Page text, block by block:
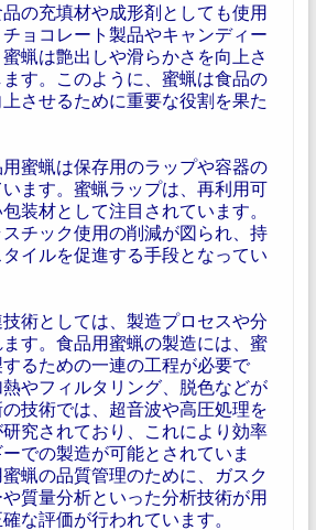
の充填材や成形剤としても使用
ョコレート製品やキャンディー
蝋は艶出しや滑らかさを向上さ
す。このように、蜜蝋は食品の
させるために重要な役割を果た
蜜蝋は保存用のラップや容器の
ます。蜜蝋ラップは、再利用可
装材として注目されています。
チック使用の削減が図られ、持
イルを促進する手段となってい
術としては、製造プロセスや分
す。食品用蜜蝋の製造には、蜜
るための一連の工程が必要で
やフィルタリング、脱色などが
技術では、超音波や高圧処理を
究されており、これにより効率
での製造が可能とされていま
蝋の品質管理のために、ガスク
質量分析といった分析技術が用
な評価が行われています。